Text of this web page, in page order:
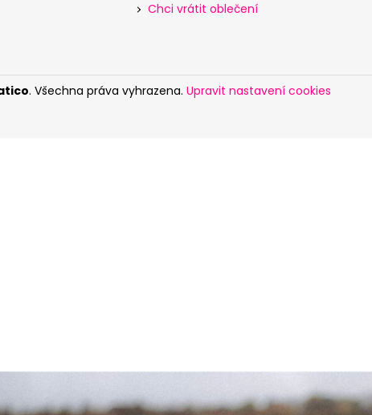
Chci vrátit oblečení
. Všechna práva vyhrazena. Upravit nastavení cookies